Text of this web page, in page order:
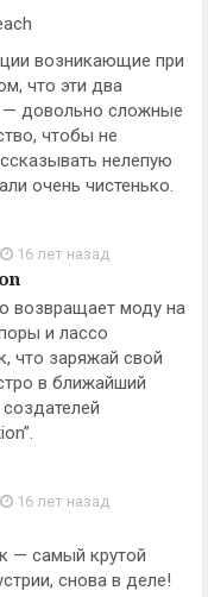
возникающие при
что эти два
— довольно сложные
чтобы не
нелепую
очень чистенько.
16 лет назад
возвращает моду на
и лассо
что заряжай свой
в ближайший
16 лет назад
— самый крутой
снова в деле!